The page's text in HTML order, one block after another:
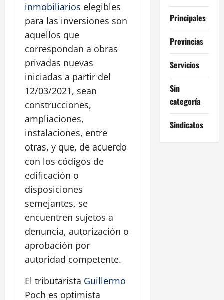
inmobiliarios elegibles
para las inversiones son
aquellos que
correspondan a obras
privadas nuevas
iniciadas a partir del
12/03/2021, sean
construcciones,
ampliaciones,
instalaciones, entre
otras, y que, de acuerdo
con los códigos de
edificación o
disposiciones
semejantes, se
encuentren sujetos a
denuncia, autorización o
aprobación por
autoridad competente.
El tributarista Guillermo
Poch es optimista
Principales
Provincias
Servicios
Sin
categoría
Sindicatos